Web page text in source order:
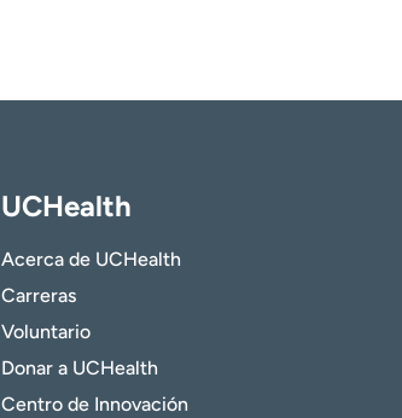
UCHealth
Acerca de UCHealth
Carreras
Voluntario
Donar a UCHealth
Centro de Innovación